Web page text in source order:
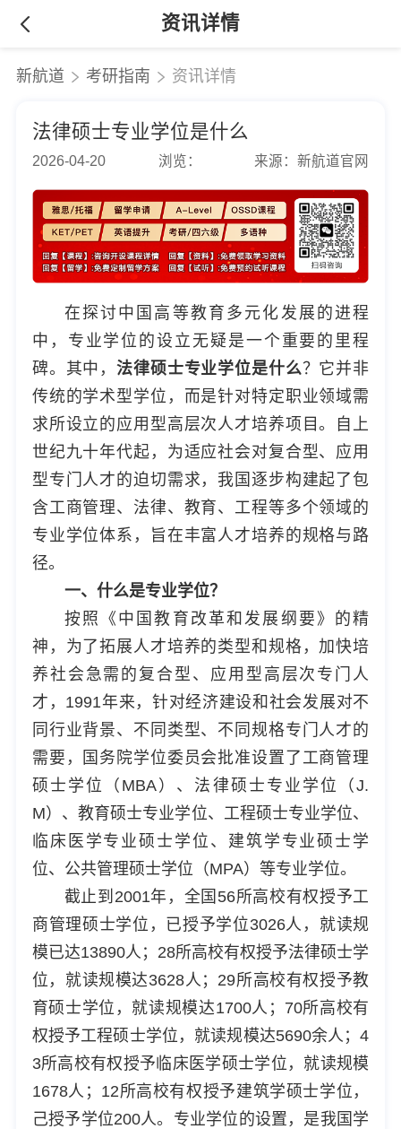
资讯详情
新航道 考研指南 资讯详情
法律硕士专业学位是什么
2026-04-20 浏览： 来源：新航道官网
在探讨中国高等教育多元化发展的进程
中，专业学位的设立无疑是一个重要的里程
碑。其中，法律硕士专业学位是什么？它并非
传统的学术型学位，而是针对特定职业领域需
求所设立的应用型高层次人才培养项目。自上
世纪九十年代起，为适应社会对复合型、应用
型专门人才的迫切需求，我国逐步构建起了包
含工商管理、法律、教育、工程等多个领域的
专业学位体系，旨在丰富人才培养的规格与路
径。
一、什么是专业学位？
按照《中国教育改革和发展纲要》的精
神，为了拓展人才培养的类型和规格，加快培
养社会急需的复合型、应用型高层次专门人
才，1991年来，针对经济建设和社会发展对不
同行业背景、不同类型、不同规格专门人才的
需要，国务院学位委员会批准设置了工商管理
硕士学位（MBA）、法律硕士专业学位（J.
M）、教育硕士专业学位、工程硕士专业学位、
临床医学专业硕士学位、建筑学专业硕士学
位、公共管理硕士学位（MPA）等专业学位。
截止到2001年，全国56所高校有权授予工
商管理硕士学位，已授予学位3026人，就读规
模已达13890人；28所高校有权授予法律硕士学
位，就读规模达3628人；29所高校有权授予教
育硕士学位，就读规模达1700人；70所高校有
权授予工程硕士学位，就读规模达5690余人；4
3所高校有权授予临床医学硕士学位，就读规模
1678人；12所高校有权授予建筑学硕士学位，
己授予学位200人。专业学位的设置，是我国学